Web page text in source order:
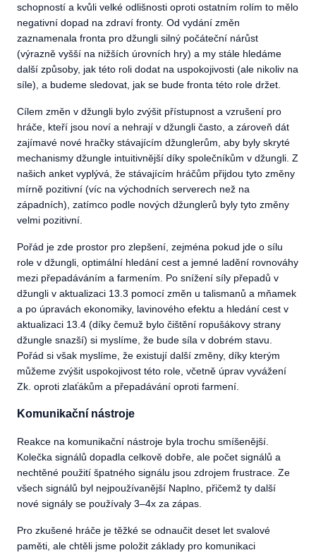
schopností a kvůli velké odlišnosti oproti ostatním rolím to mělo
negativní dopad na zdraví fronty. Od vydání změn
zaznamenala fronta pro džungli silný počáteční nárůst
(výrazně vyšší na nižších úrovních hry) a my stále hledáme
další způsoby, jak této roli dodat na uspokojivosti (ale nikoliv na
síle), a budeme sledovat, jak se bude fronta této role držet.
Cílem změn v džungli bylo zvýšit přístupnost a vzrušení pro
hráče, kteří jsou noví a nehrají v džungli často, a zároveň dát
zajímavé nové hračky stávajícím džunglerům, aby byly skryté
mechanismy džungle intuitivnější díky společníkům v džungli. Z
našich anket vyplývá, že stávajícím hráčům přijdou tyto změny
mírně pozitivní (víc na východních serverech než na
západních), zatímco podle nových džunglerů byly tyto změny
velmi pozitivní.
Pořád je zde prostor pro zlepšení, zejména pokud jde o sílu
role v džungli, optimální hledání cest a jemné ladění rovnováhy
mezi přepadáváním a farmením. Po snížení síly přepadů v
džungli v aktualizaci 13.3 pomocí změn u talismanů a mňamek
a po úpravách ekonomiky, lavinového efektu a hledání cest v
aktualizaci 13.4 (díky čemuž bylo čištění ropušákovy strany
džungle snazší) si myslíme, že bude síla v dobrém stavu.
Pořád si však myslíme, že existují další změny, díky kterým
můžeme zvýšit uspokojivost této role, včetně úprav vyvážení
Zk. oproti zlaťákům a přepadávání oproti farmení.
Komunikační nástroje
Reakce na komunikační nástroje byla trochu smíšenější.
Kolečka signálů dopadla celkově dobře, ale počet signálů a
nechtěné použití špatného signálu jsou zdrojem frustrace. Ze
všech signálů byl nejpoužívanější Naplno, přičemž ty další
nové signály se používaly 3–4x za zápas.
Pro zkušené hráče je těžké se odnaučit deset let svalové
paměti, ale chtěli jsme položit základy pro komunikaci